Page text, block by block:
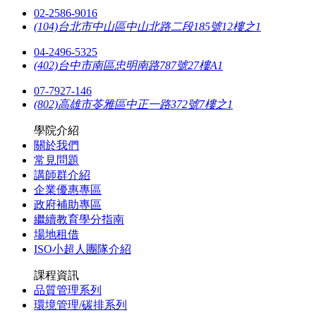
02-2586-9016
(104)台北市中山區中山北路二段185號12樓之1
04-2496-5325
(402)台中市南區忠明南路787號27樓A1
07-7927-146
(802)高雄市苓雅區中正一路372號7樓之1
學院介紹
關於我們
常見問題
講師群介紹
企業優惠專區
政府補助專區
繼續教育學分指南
場地租借
ISO小超人團隊介紹
課程資訊
品質管理系列
環境管理/碳排系列